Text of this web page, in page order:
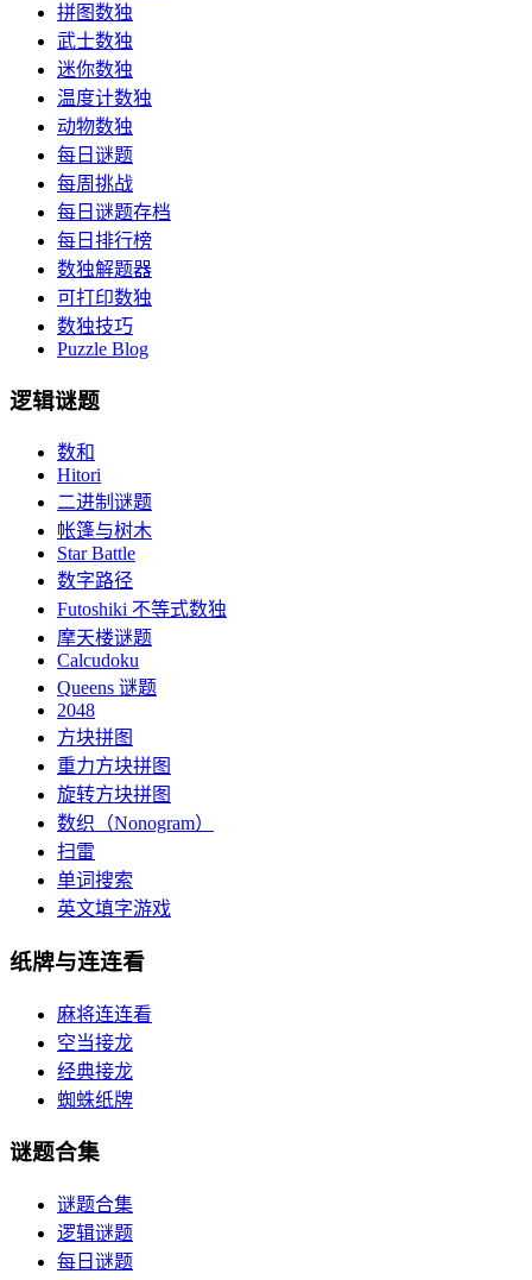
拼图数独
武士数独
迷你数独
温度计数独
动物数独
每日谜题
每周挑战
每日谜题存档
每日排行榜
数独解题器
可打印数独
数独技巧
Puzzle Blog
逻辑谜题
数和
Hitori
二进制谜题
帐篷与树木
Star Battle
数字路径
Futoshiki 不等式数独
摩天楼谜题
Calcudoku
Queens 谜题
2048
方块拼图
重力方块拼图
旋转方块拼图
数织（Nonogram）
扫雷
单词搜索
英文填字游戏
纸牌与连连看
麻将连连看
空当接龙
经典接龙
蜘蛛纸牌
谜题合集
谜题合集
逻辑谜题
每日谜题